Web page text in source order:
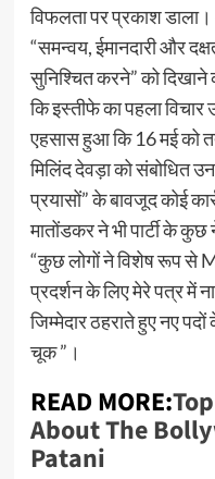
विफलता पर प्रकाश डाला।
“समन्वय, ईमानदारी और
सुनिश्चित करने” को
कि इस्तीफे का पहला
एहसास हुआ कि 16 मई को
मिलिंद देवड़ा को संबोधित
प्रयासों” के बावजूद कोई
मातोंडकर ने भी पार्टी के
“कुछ लोगों ने विशेष रूप से
प्रदर्शन के लिए मेरे पत्र में
जिम्मेदार ठहराते हुए नए
चूक ”।
READ MORE:
About The
Patani